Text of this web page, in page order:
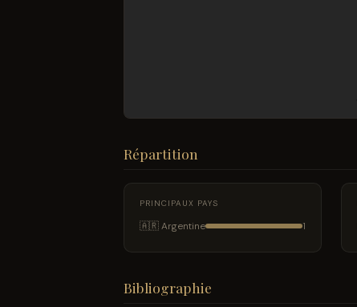
Répartition
PRINCIPAUX PAYS
🇦🇷 Argentine 1
Bibliographie